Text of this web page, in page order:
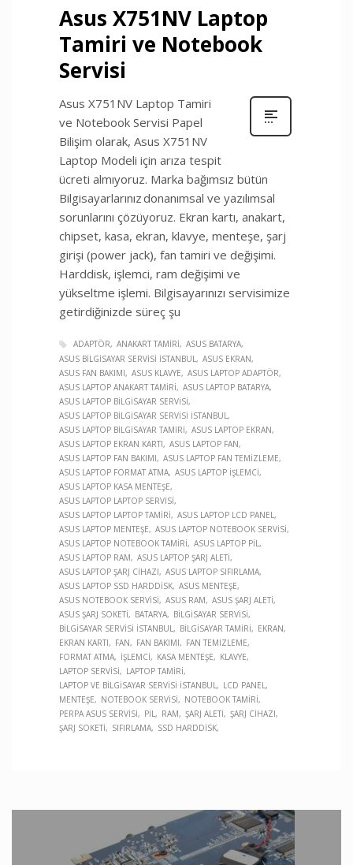
Asus X751NV Laptop
Tamiri ve Notebook
Servisi
Asus X751NV Laptop Tamiri
ve Notebook Servisi Papel
Bilişim olarak, Asus X751NV
Laptop Modeli için arıza tespit
ücreti almıyoruz. Marka bağımsız bütün
Bilgisayarlarınız donanımsal ve yazılımsal
sorunlarını çözüyoruz. Ekran kartı, anakart,
chipset, kasa, ekran, klavye, menteşe, şarj
girişi (power jack), fan tamiri ve değişimi.
Harddisk, işlemci, ram değişimi ve
yükseltme işlemi. Bilgisayarınızı servisimize
getirdiğinizde süreç şu
ADAPTÖR ANAKART TAMIRI
ASUS BATARYA
ASUS BILGISAYAR SERVISI İSTANBUL ASUS EKRAN
ASUS FAN BAKIMI
ASUS KLAVYE
ASUS LAPTOP ADAPTÖR
ASUS LAPTOP ANAKART TAMIRI
ASUS LAPTOP BATARYA
ASUS LAPTOP BILGISAYAR SERVISI
ASUS LAPTOP BILGISAYAR SERVISI İSTANBUL
ASUS LAPTOP BILGISAYAR TAMIRI
ASUS LAPTOP EKRAN
ASUS LAPTOP EKRAN KARTI
ASUS LAPTOP FAN
ASUS LAPTOP FAN BAKIMI
ASUS LAPTOP FAN TEMIZLEME
ASUS LAPTOP FORMAT ATMA ASUS LAPTOP İŞLEMCI
ASUS LAPTOP KASA MENTEŞE
ASUS LAPTOP LAPTOP SERVISI
ASUS LAPTOP LAPTOP TAMIRI
ASUS LAPTOP LCD PANEL
ASUS LAPTOP MENTEŞE
ASUS LAPTOP NOTEBOOK SERVISI
ASUS LAPTOP NOTEBOOK TAMIRI
ASUS LAPTOP PIL
ASUS LAPTOP RAM
ASUS LAPTOP ŞARJ ALETI
ASUS LAPTOP ŞARJ CIHAZI
ASUS LAPTOP SIFIRLAMA
ASUS LAPTOP SSD HARDDISK ASUS MENTEŞE
ASUS NOTEBOOK SERVISI
ASUS RAM
ASUS ŞARJ ALETI
ASUS ŞARJ SOKETI
BATARYA
BILGISAYAR SERVISI
BILGISAYAR SERVISI İSTANBUL
BILGISAYAR TAMIRI
EKRAN
EKRAN KARTI
FAN FAN BAKIMI
FAN TEMIZLEME
FORMAT ATMA
İŞLEMCI KASA MENTEŞE
KLAVYE
LAPTOP SERVISI
LAPTOP TAMIRI
LAPTOP VE BILGISAYAR SERVISI İSTANBUL
LCD PANEL
MENTEŞE
NOTEBOOK SERVISI
NOTEBOOK TAMIRI
PERPA ASUS SERVISI
PIL RAM ŞARJ ALETI
ŞARJ CIHAZI
ŞARJ SOKETI
SIFIRLAMA SSD HARDDISK